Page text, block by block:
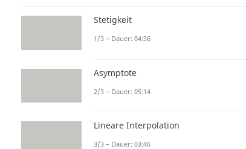
Stetigkeit
1/3 – Dauer: 04:36
Asymptote
2/3 – Dauer: 05:14
Lineare Interpolation
3/3 – Dauer: 03:46